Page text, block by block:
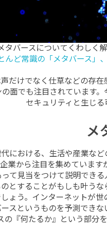
タバースについてくわしく
んど常識の「メタバース」
だけでなく仕草などの存
面でも注目されています
セキュリティと生じる
メ
代における、生活や産業な
業から注目を集めています
て見当をつけて説明でき
とすることがもしも叶う
ょう。インターネットが
スというものを予測でき
の『何たるか』という部分